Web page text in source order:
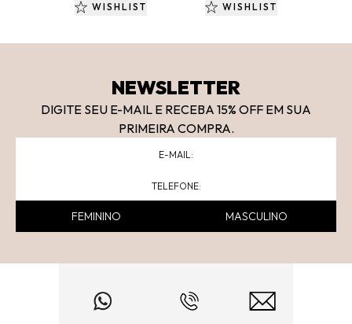
WISHLIST WISHLIST
NEWSLETTER
DIGITE SEU E-MAIL E RECEBA 15% OFF EM SUA
PRIMEIRA COMPRA.
FEMININO MASCULINO